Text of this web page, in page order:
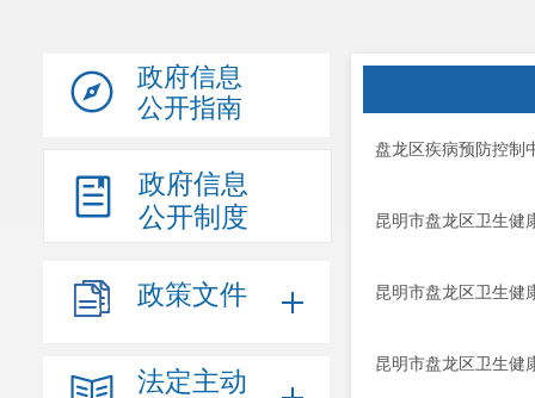
政府信息
公开指南
政府信息
公开制度
政策文件
法定主动
盘龙区疾病预防控制
昆明市盘龙区卫生
昆明市盘龙区卫生健
昆明市盘龙区卫生